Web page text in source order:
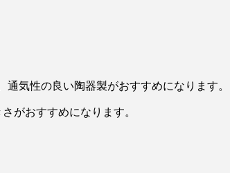
気性の良い陶器製がおすすめになります。
がおすすめになります。